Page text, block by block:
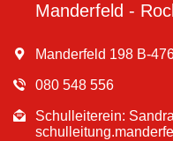
Manderfeld -
Manderfeld 198 B-
080 548 556
Schulleiterein: